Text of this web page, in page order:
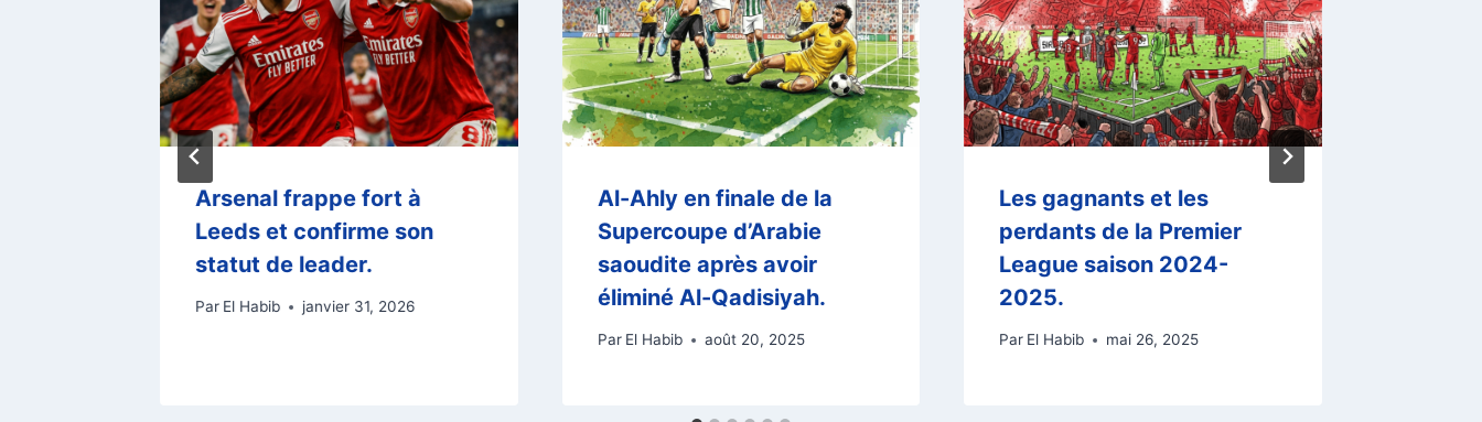
Arsenal frappe fort à
Leeds et confirme son
statut de leader.
Par El Habib janvier 31, 2026
Al-Ahly en finale de la
Supercoupe d’Arabie
saoudite après avoir
éliminé Al-Qadisiyah.
Par El Habib août 20, 2025
Les gagnants et les
perdants de la Premier
League saison 2024-
2025.
Par El Habib mai 26, 2025